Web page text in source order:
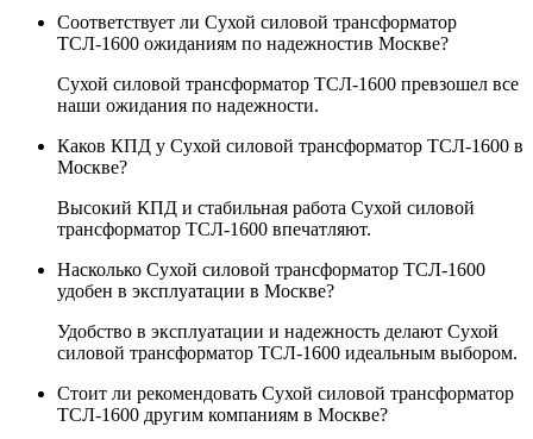
Соответствует ли Сухой силовой трансформатор
ТСЛ-1600 ожиданиям по надежностив Москве?
Сухой силовой трансформатор ТСЛ-1600 превзошел все
наши ожидания по надежности.
Каков КПД у Сухой силовой трансформатор ТСЛ-1600 в
Москве?
Высокий КПД и стабильная работа Сухой силовой
трансформатор ТСЛ-1600 впечатляют.
Насколько Сухой силовой трансформатор ТСЛ-1600
удобен в эксплуатации в Москве?
Удобство в эксплуатации и надежность делают Сухой
силовой трансформатор ТСЛ-1600 идеальным выбором.
Стоит ли рекомендовать Сухой силовой трансформатор
ТСЛ-1600 другим компаниям в Москве?